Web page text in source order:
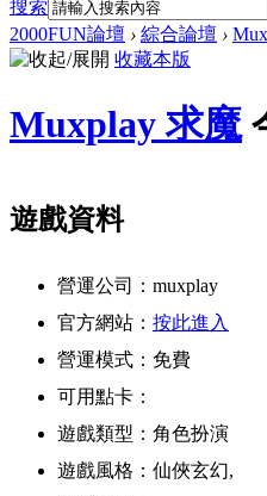
搜索
2000FUN論壇 › 綜合論壇 ›
收藏本版
Muxplay 求魔
遊戲資料
營運公司：muxplay
官方網站： 按此進入
營運模式：免費
可用點卡：
遊戲類型：角色扮演
遊戲風格：仙俠玄幻,